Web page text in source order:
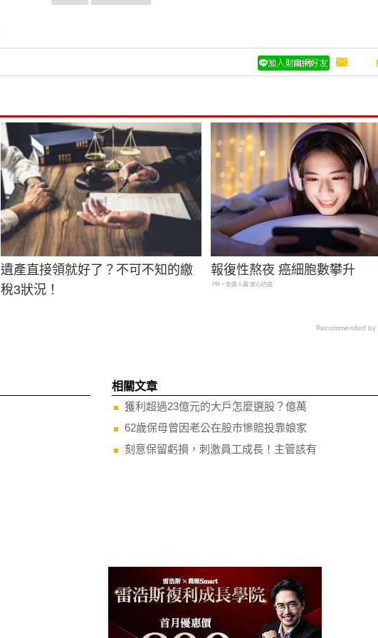
遺產直接領就好了？不可不知的繳
稅3狀況！
報復性熬夜 癌細胞數攀升
PR・安達人壽 安心抗癌
Recommended by
相關文章
獲利超過23億元的大戶怎麼選股？億萬
62歲保母曾因老公在股市慘賠投靠娘家
刻意保留虧損，刺激員工成長！主管該有